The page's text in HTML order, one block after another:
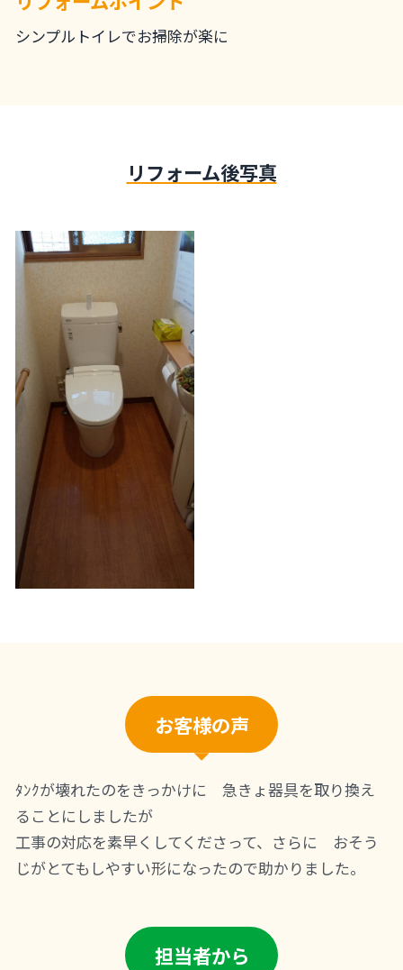
シンプルトイレでお掃除が楽に
リフォーム後写真
お客様の声
ﾀﾝｸが壊れたのをきっかけに 急きょ器具を取り換え
ることにしましたが
工事の対応を素早くしてくださって、さらに おそう
じがとてもしやすい形になったので助かりました。
担当者から